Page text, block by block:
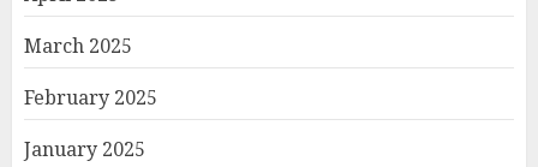
March 2025
February 2025
January 2025